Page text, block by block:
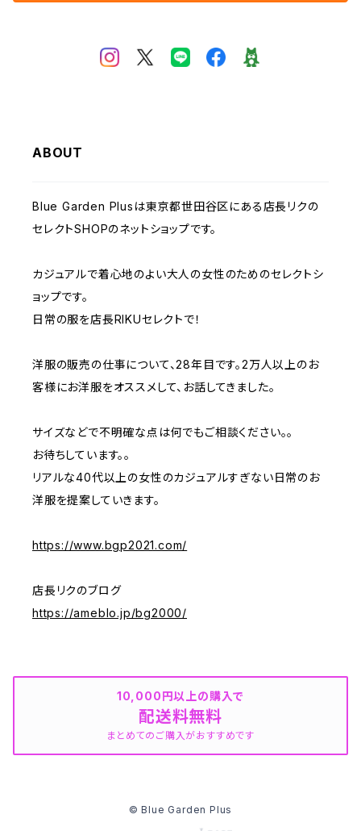
MID FOOT ミッドフット
ABOUT
Blue Garden Plusは東京都世田谷区にある店長リクの
セレクトSHOPのネットショップです。
カジュアルで着心地のよい大人の女性のためのセレクトシ
ョップです。
日常の服を店長RIKUセレクトで！
洋服の販売の仕事について、28年目です。2万人以上のお
客様にお洋服をオススメして、お話してきました。
サイズなどで不明確な点は何でもご相談ください。。
お待ちしています。。
リアルな40代以上の女性のカジュアルすぎない日常のお
洋服を提案していきます。
https://www.bgp2021.com/
店長リクのブログ
https://ameblo.jp/bg2000/
10,000円以上の購入で
配送料無料
まとめてのご購入がおすすめです
© Blue Garden Plus